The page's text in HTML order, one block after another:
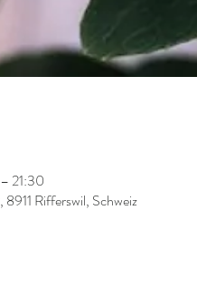
21:30
Rifferswil, Schweiz